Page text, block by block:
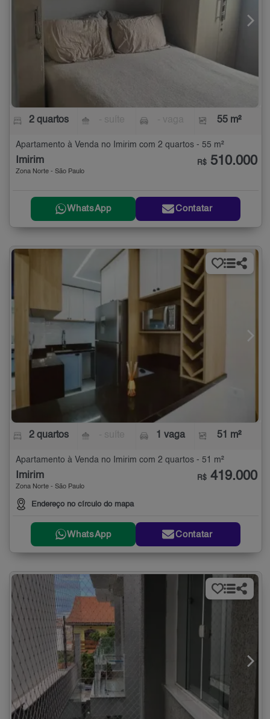
2 quartos 55 m²
Apartamento à Venda no Imirim com 2 quartos - 55 m²
Imirim
Zona Norte - São Paulo
R$ 510.000
WhatsApp Contatar
2 quartos 1 vaga 51 m²
Apartamento à Venda no Imirim com 2 quartos - 51 m²
Imirim
Zona Norte - São Paulo
Endereço no círculo do mapa
R$ 419.000
WhatsApp Contatar